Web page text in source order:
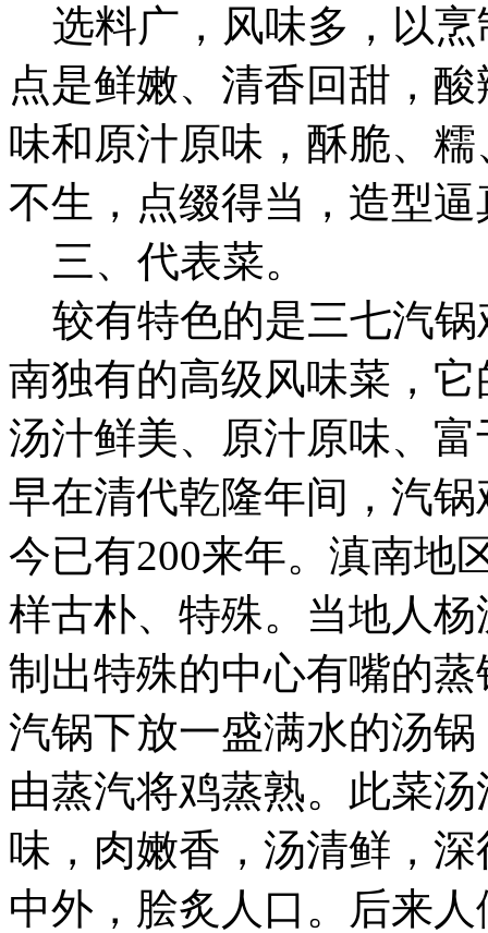
选料广，风味多，以烹
点是鲜嫩、清香回甜，
味和原汁原味，酥脆、
不生，点缀得当，造型
三、代表菜。
较有特色的是三七汽锅
南独有的高级风味菜，
汤汁鲜美、原汁原味、
早在清代乾隆年间，汽
今已有200来年。滇南地
样古朴、特殊。当地人
制出特殊的中心有嘴的
汽锅下放一盛满水的汤
由蒸汽将鸡蒸熟。此菜
味，肉嫩香，汤清鲜，
中外，脍炙人口。后来